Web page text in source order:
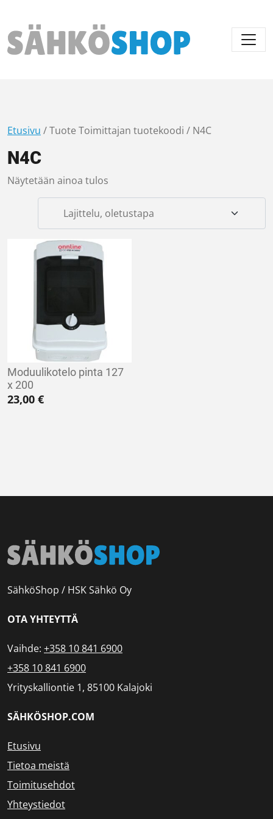
Päävalikko
Etusivu / Tuote Toimittajan tuotekoodi / N4C
N4C
Näytetään ainoa tulos
Moduulikotelo pinta 127
x 200
23,00 €
SähköShop / HSK Sähkö Oy
OTA YHTEYTTÄ
Vaihde: +358 10 841 6900
+358 10 841 6900
Yrityskalliontie 1, 85100 Kalajoki
SÄHKÖSHOP.COM
Etusivu
Tietoa meistä
Toimitusehdot
Yhteystiedot